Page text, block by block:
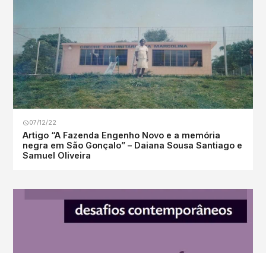
07/12/22
Artigo “A Fazenda Engenho Novo e a memória
negra em São Gonçalo” – Daiana Sousa Santiago e
Samuel Oliveira